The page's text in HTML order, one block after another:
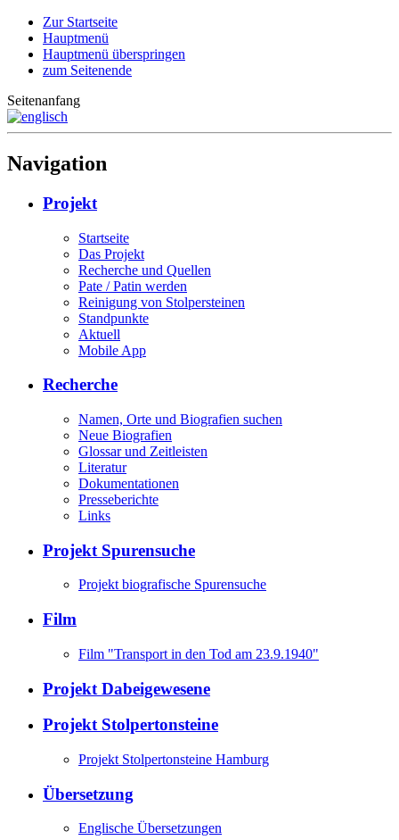
Zur Startseite
Hauptmenü
Hauptmenü überspringen
zum Seitenende
Seitenanfang
Navigation
Projekt
Startseite
Das Projekt
Recherche und Quellen
Pate / Patin werden
Reinigung von Stolpersteinen
Standpunkte
Aktuell
Mobile App
Recherche
Namen, Orte und Biografien suchen
Neue Biografien
Glossar und Zeitleisten
Literatur
Dokumentationen
Presseberichte
Links
Projekt Spurensuche
Projekt biografische Spurensuche
Film
Film "Transport in den Tod am 23.9.1940"
Projekt Dabeigewesene
Projekt Stolpertonsteine
Projekt Stolpertonsteine Hamburg
Übersetzung
Englische Übersetzungen